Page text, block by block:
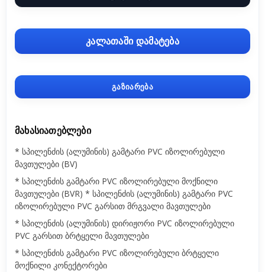
კალათაში დამატება
გაზიარება
ᲛᲐᲮᲐᲡᲘᲐᲗᲔᲑᲚᲔᲑᲘ
* სპილენძის (ალუმინის) გამტარი PVC იზოლირებული
მავთულები (BV)
* სპილენძის გამტარი PVC იზოლირებული მოქნილი
მავთულები (BVR) * სპილენძის (ალუმინის) გამტარი PVC
იზოლირებული PVC გარსით მრგვალი მავთულები
* სპილენძის (ალუმინის) დირიჟორი PVC იზოლირებული
PVC გარსით ბრტყელი მავთულები
* სპილენძის გამტარი PVC იზოლირებული ბრტყელი
მოქნილი კონექტორები